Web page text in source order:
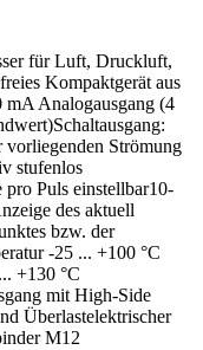
für Luft, Druckluft,
Kompaktgerät aus
mA Analogausgang (4
vorliegenden Strömung
stufenlos
pro Puls einstellbar10-
des aktuell
bzw. der
-25 ... +100 °C
+130 °C
mit High-Side
Überlastelektrischer
M12